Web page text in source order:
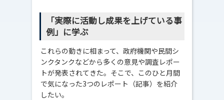
「実際に活動し成果を上げている事
例」に学ぶ
これらの動きに相まって、政府機関や民間シ
ンクタンクなどから多くの意見や調査レポー
トが発表されてきた。そこで、このひと月間
で気になった3つのレポート（記事）を紹介
したい。